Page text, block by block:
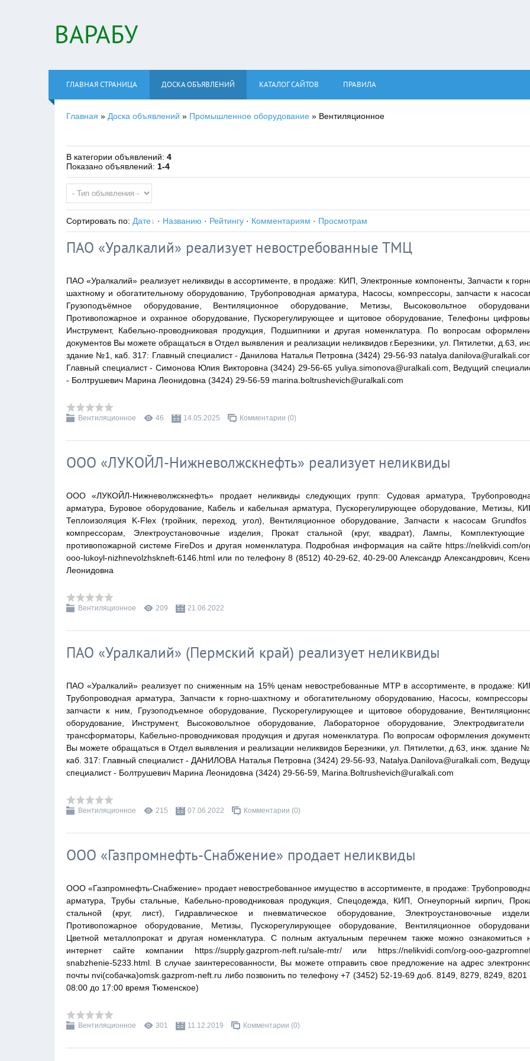
ВАРАБУ
ГЛАВНАЯ СТРАНИЦА ДОСКА ОБЪЯВЛЕНИЙ КАТАЛОГ САЙТОВ ПРАВИЛА
Главная » Доска объявлений » Промышленное оборудование » Вентиляционное
В категории объявлений: 4
Показано объявлений: 1-4
Сортировать по: Дате · Названию · Рейтингу · Комментариям · Просмотрам
ПАО «Уралкалий» реализует невостребованные ТМЦ
ПАО «Уралкалий» реализует неликвиды в ассортименте, в продаже: КИП, Электронные компоненты, Запчасти к
шахтному и обогатительному оборудованию, Трубопроводная арматура, Насосы, компрессоры, запчасти к
Грузоподъёмное оборудование, Вентиляционное оборудование, Метизы, Высоковольтное
Противопожарное и охранное оборудование, Пускорегулирующее и щитовое оборудование, Телефоны
Инструмент, Кабельно-проводниковая продукция, Подшипники и другая номенклатура. По вопросам
документов Вы можете обращаться в Отдел выявления и реализации неликвидов г.Березники, ул. Пятилетки, д.63,
здание №1, каб. 317: Главный специалист - Данилова Наталья Петровна (3424) 29-56-93
Главный специалист - Симонова Юлия Викторовна (3424) 29-56-65 yuliya.simonova@uralkali.com, Ведущий
- Болтрушевич Марина Леонидовна (3424) 29-56-59 marina.boltrushevich@uralkali.com
Вентиляционное 46 14.05.2025 Комментарии (0)
ООО «ЛУКОЙЛ-Нижневолжскнефть» реализует неликвиды
ООО «ЛУКОЙЛ-Нижневолжскнефть» продает неликвиды следующих групп: Судовая арматура,
арматура, Буровое оборудование, Кабель и кабельная арматура, Пускорегулирующее оборудование, Метизы,
Теплоизоляция K-Flex (тройник, переход, угол), Вентиляционное оборудование, Запчасти к насосам
компрессорам, Электроустановочные изделия, Прокат стальной (круг, квадрат), Лампы,
противопожарной системе FireDos и другая номенклатура. Подробная информация на сайте https://nelikvidi.com/
ooo-lukoyl-nizhnevolzhskneft-6146.html или по телефону 8 (8512) 40-29-62, 40-29-00 Александр Александрович,
Леонидовна
Вентиляционное 209 21.06.2022
ПАО «Уралкалий» (Пермский край) реализует неликвиды
ПАО «Уралкалий» реализует по сниженным на 15% ценам невостребованные МТР в ассортименте, в продаже:
Трубопроводная арматура, Запчасти к горно-шахтному и обогатительному оборудованию, Насосы,
запчасти к ним, Грузоподъемное оборудование, Пускорегулирующее и щитовое оборудование,
оборудование, Инструмент, Высоковольтное оборудование, Лабораторное оборудование, Электродвигатели
трансформаторы, Кабельно-проводниковая продукция и другая номенклатура. По вопросам оформления
Вы можете обращаться в Отдел выявления и реализации неликвидов Березники, ул. Пятилетки, д.63, инж. здание
каб. 317: Главный специалист - ДАНИЛОВА Наталья Петровна (3424) 29-56-93, Natalya.Danilova@uralkali.com,
специалист - Болтрушевич Марина Леонидовна (3424) 29-56-59, Marina.Boltrushevich@uralkali.com
Вентиляционное 215 07.06.2022 Комментарии (0)
ООО «Газпромнефть-Снабжение» продает неликвиды
ООО «Газпромнефть-Снабжение» продает невостребованное имущество в ассортименте, в продаже:
арматура, Трубы стальные, Кабельно-проводниковая продукция, Спецодежда, КИП, Огнеупорный кирпич,
стальной (круг, лист), Гидравлическое и пневматическое оборудование, Электроустановочные
Противопожарное оборудование, Метизы, Пускорегулирующее оборудование, Вентиляционное
Цветной металлопрокат и другая номенклатура. С полным актуальным перечнем также можно ознакомиться
интернет сайте компании https://supply.gazprom-neft.ru/sale-mtr/ или https://nelikvidi.com/org-ooo-
snabzhenie-5233.html. В случае заинтересованности, Вы можете отправить свое предложение на адрес
почты nvi(собачка)omsk.gazprom-neft.ru либо позвонить по телефону +7 (3452) 52-19-69 доб. 8149, 8279, 8249, 8201
08:00 до 17:00 время Тюменское)
Вентиляционное 301 11.12.2019 Комментарии (0)